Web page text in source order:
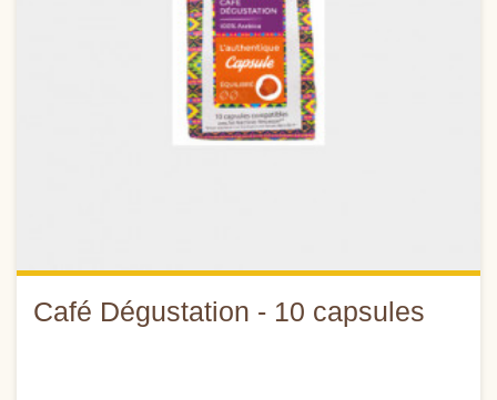
Café Dégustation - 10 capsules